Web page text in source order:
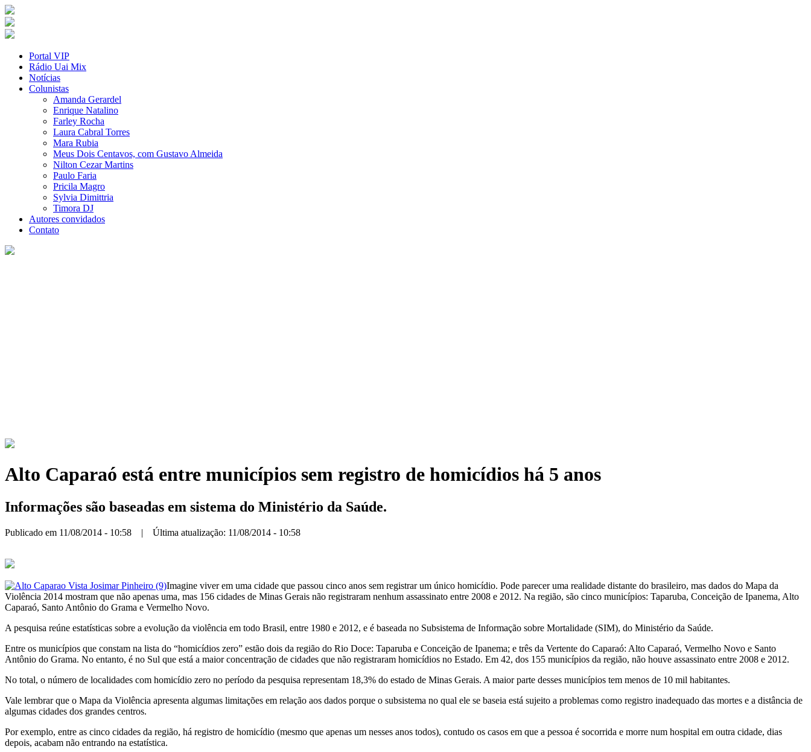
Portal VIP
Rádio Uai Mix
Notícias
Colunistas
Amanda Gerardel
Enrique Natalino
Farley Rocha
Laura Cabral Torres
Mara Rubia
Meus Dois Centavos, com Gustavo Almeida
Nilton Cezar Martins
Paulo Faria
Pricila Magro
Sylvia Dimittria
Timora DJ
Autores convidados
Contato
Alto Caparaó está entre municípios sem registro de homicídios há 5 anos
Informações são baseadas em sistema do Ministério da Saúde.
Publicado em 11/08/2014 - 10:58 | Última atualização: 11/08/2014 - 10:58
Imagine viver em uma cidade que passou cinco anos sem registrar um único homicídio. Pode parecer uma realidade distante do brasileiro, mas dados do Mapa da
Violência 2014 mostram que não apenas uma, mas 156 cidades de Minas Gerais não registraram nenhum assassinato entre 2008 e 2012. Na região, são cinco municípios: Taparuba, Conceição de Ipanema, Alto
Caparaó, Santo Antônio do Grama e Vermelho Novo.
A pesquisa reúne estatísticas sobre a evolução da violência em todo Brasil, entre 1980 e 2012, e é baseada no Subsistema de Informação sobre Mortalidade (SIM), do Ministério da Saúde.
Entre os municípios que constam na lista do “homicídios zero” estão dois da região do Rio Doce: Taparuba e Conceição de Ipanema; e três da Vertente do Caparaó: Alto Caparaó, Vermelho Novo e Santo
Antônio do Grama. No entanto, é no Sul que está a maior concentração de cidades que não registraram homicídios no Estado. Em 42, dos 155 municípios da região, não houve assassinato entre 2008 e 2012.
No total, o número de localidades com homicídio zero no período da pesquisa representam 18,3% do estado de Minas Gerais. A maior parte desses municípios tem menos de 10 mil habitantes.
Vale lembrar que o Mapa da Violência apresenta algumas limitações em relação aos dados porque o subsistema no qual ele se baseia está sujeito a problemas como registro inadequado das mortes e a distância de
algumas cidades dos grandes centros.
Por exemplo, entre as cinco cidades da região, há registro de homicídio (mesmo que apenas um nesses anos todos), contudo os casos em que a pessoa é socorrida e morre num hospital em outra cidade, dias
depois, acabam não entrando na estatística.